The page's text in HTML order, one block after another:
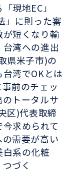
現地EC」
」に則った審
短くなり輸
湾への進出
県米子市)の
湾でOKとは
前のチェッ
トータルサ
区)代表取締
求められて
需要が高い
系の化粧
づく